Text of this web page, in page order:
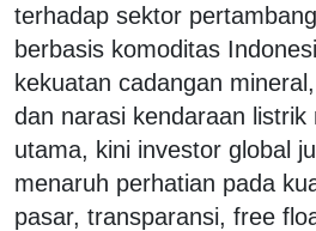
terhadap sektor
berbasis komoditas
kekuatan cadangan
dan narasi kendaraan listrik
utama, kini investor global
menaruh perhatian pada
pasar, transparansi, free